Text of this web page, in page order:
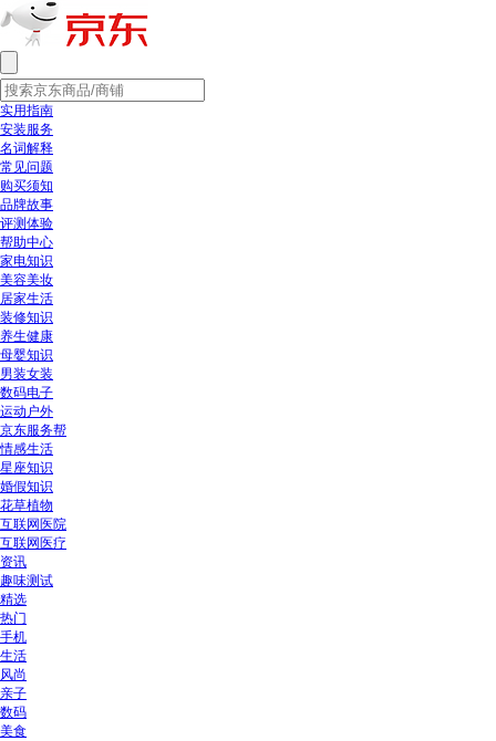
实用指南
安装服务
名词解释
常见问题
购买须知
品牌故事
评测体验
帮助中心
家电知识
美容美妆
居家生活
装修知识
养生健康
母婴知识
男装女装
数码电子
运动户外
京东服务帮
情感生活
星座知识
婚假知识
花草植物
互联网医院
互联网医疗
资讯
趣味测试
精选
热门
手机
生活
风尚
亲子
数码
美食